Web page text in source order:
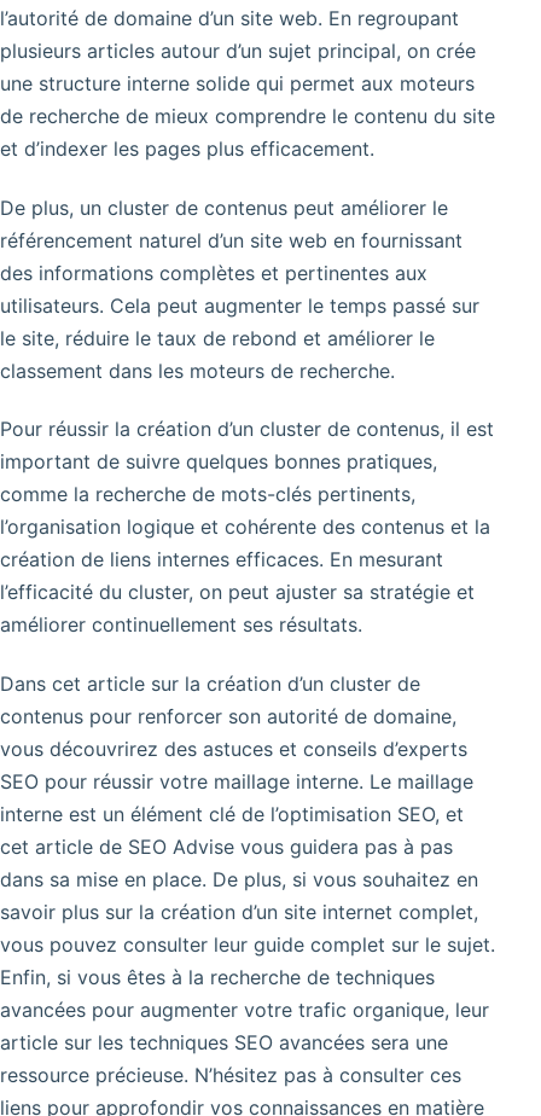
l’autorité de domaine d’un site web. En regroupant
plusieurs articles autour d’un sujet principal, on crée
une structure interne solide qui permet aux moteurs
de recherche de mieux comprendre le contenu du site
et d’indexer les pages plus efficacement.
De plus, un cluster de contenus peut améliorer le
référencement naturel d’un site web en fournissant
des informations complètes et pertinentes aux
utilisateurs. Cela peut augmenter le temps passé sur
le site, réduire le taux de rebond et améliorer le
classement dans les moteurs de recherche.
Pour réussir la création d’un cluster de contenus, il est
important de suivre quelques bonnes pratiques,
comme la recherche de mots-clés pertinents,
l’organisation logique et cohérente des contenus et la
création de liens internes efficaces. En mesurant
l’efficacité du cluster, on peut ajuster sa stratégie et
améliorer continuellement ses résultats.
Dans cet article sur la création d’un cluster de
contenus pour renforcer son autorité de domaine,
vous découvrirez des astuces et conseils d’experts
SEO pour réussir votre maillage interne. Le maillage
interne est un élément clé de l’optimisation SEO, et
cet article de SEO Advise vous guidera pas à pas
dans sa mise en place. De plus, si vous souhaitez en
savoir plus sur la création d’un site internet complet,
vous pouvez consulter leur guide complet sur le sujet.
Enfin, si vous êtes à la recherche de techniques
avancées pour augmenter votre trafic organique, leur
article sur les techniques SEO avancées sera une
ressource précieuse. N’hésitez pas à consulter ces
liens pour approfondir vos connaissances en matière